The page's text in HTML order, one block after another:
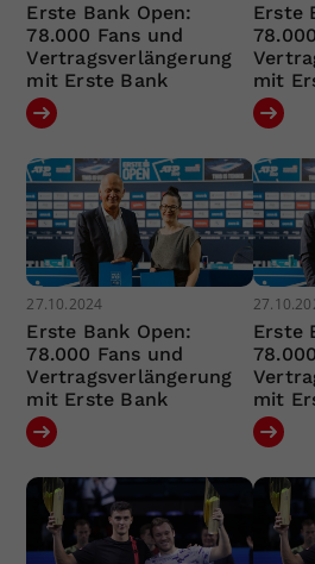
Erste Bank Open:
78.000 Fans und
Vertragsverlängerung
mit Erste Bank
Erste
mit
27.10.2024
Erste Bank Open:
78.000 Fans und
Vertragsverlängerung
mit Erste Bank
Erste
mit